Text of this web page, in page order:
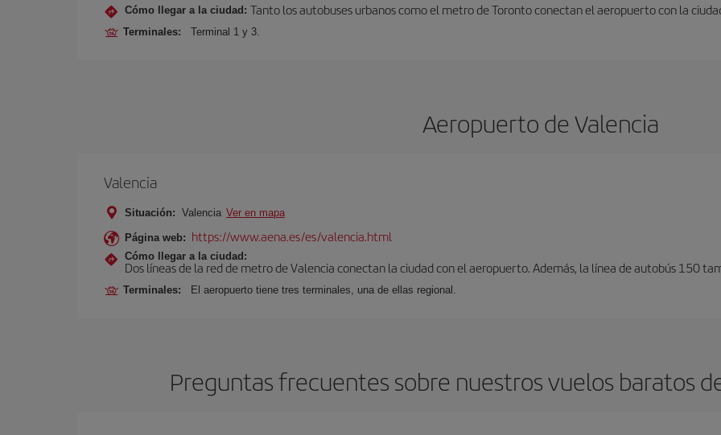
Cómo llegar a la ciudad: Tanto los autobuses urbanos como el metro de Toronto conectan el aeropuerto con la
Terminales: Terminal 1 y 3.
Aeropuerto de Valencia
Valencia
Situación: Valencia Ver en mapa
Página web: https://www.aena.es/es/valencia.html
Cómo llegar a la ciudad:
Dos líneas de la red de metro de Valencia conectan la ciudad con el aeropuerto. Además, la línea de autobús 150
Terminales: El aeropuerto tiene tres terminales, una de ellas regional.
Preguntas frecuentes sobre nuestros vuelos baratos